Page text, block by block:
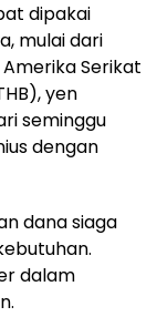
dipakai
mulai dari
Serikat
yen
seminggu
dengan
dana siaga
dalam